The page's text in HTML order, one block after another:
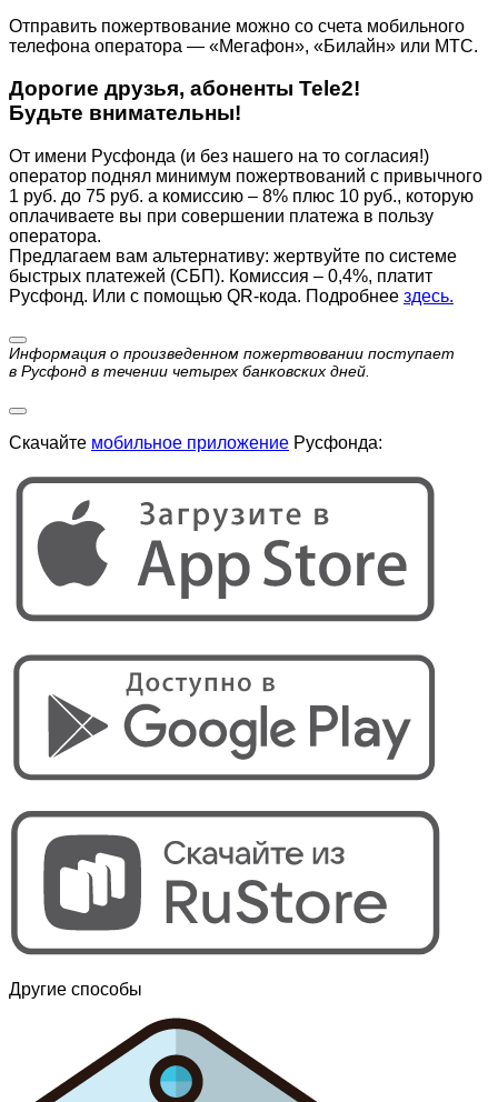
Отправить пожертвование можно со счета мобильного
телефона оператора — «Мегафон», «Билайн» или МТС.
Дорогие друзья, абоненты Tele2!
Будьте внимательны!
От имени Русфонда (и без нашего на то согласия!)
оператор поднял минимум пожертвований с привычного
1 руб. до 75 руб. а комиссию – 8% плюс 10 руб., которую
оплачиваете вы при совершении платежа в пользу
оператора.
Предлагаем вам альтернативу: жертвуйте по cистеме
быстрых платежей (СБП). Комиссия – 0,4%, платит
Русфонд. Или с помощью QR-кода. Подробнее здесь.
Информация о произведенном пожертвовании поступает
в Русфонд в течении четырех банковских дней.
Скачайте мобильное приложение Русфонда:
Другие способы